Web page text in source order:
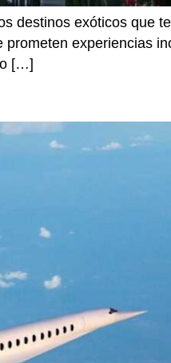
destinos exóticos que
experiencias
[…]